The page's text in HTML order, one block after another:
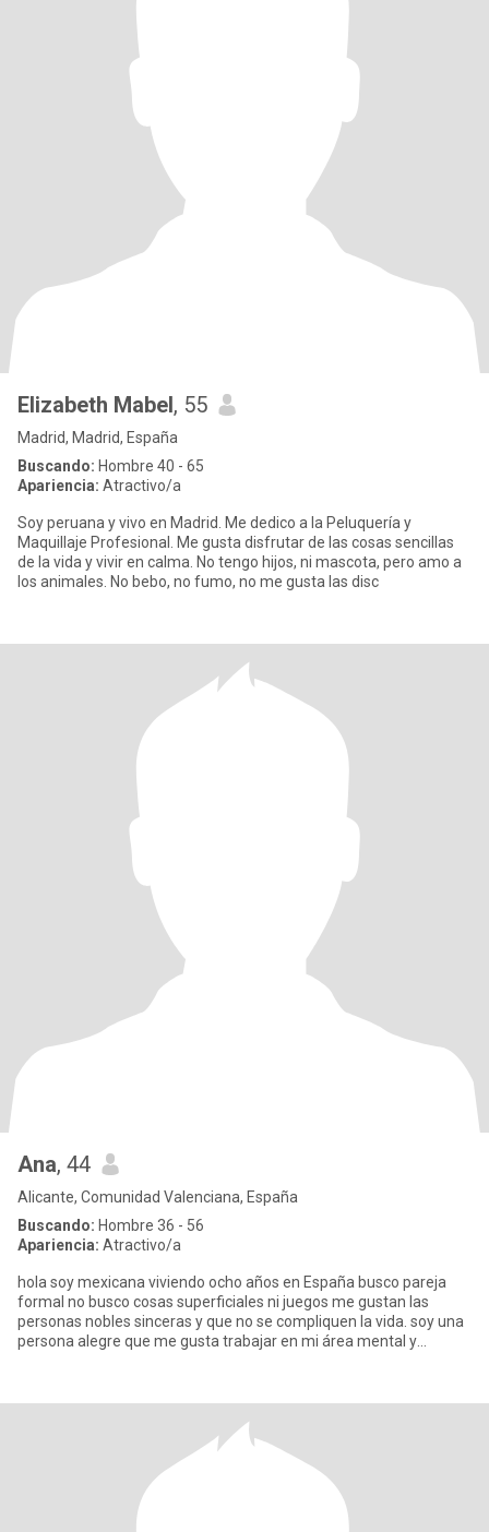
Elizabeth Mabel, 55
Madrid, Madrid, España
Buscando: Hombre 40 - 65
Apariencia: Atractivo/a
Soy peruana y vivo en Madrid. Me dedico a la Peluquería y
Maquillaje Profesional. Me gusta disfrutar de las cosas sencillas
de la vida y vivir en calma. No tengo hijos, ni mascota, pero amo a
los animales. No bebo, no fumo, no me gusta las disc
Ana, 44
Alicante, Comunidad Valenciana, España
Buscando: Hombre 36 - 56
Apariencia: Atractivo/a
hola soy mexicana viviendo ocho años en España busco pareja
formal no busco cosas superficiales ni juegos me gustan las
personas nobles sinceras y que no se compliquen la vida. soy una
persona alegre que me gusta trabajar en mi área mental y